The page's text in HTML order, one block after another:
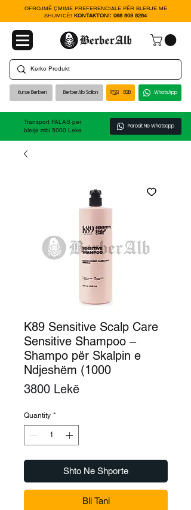
OFROJMË ÇMIME PREFERENCIALE PËR BLERJE ME
SHUMICË! KONTAKTONI: 068 809 8284
Kurse Berberi BerberAlb Sallon B2B WhatsApp
Transport FALAS per
blerje mbi 5000 Leke
Porosit Ne Whatsapp
K89 Sensitive Scalp Care
Sensitive Shampoo –
Shampo për Skalpin e
Ndjeshëm (1000
3800 LekëPrice
Quantity *
Shto Ne Shporte
Bli Tani